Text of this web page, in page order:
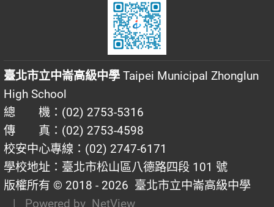
臺北市立中崙高級中學 Taipei Municipal Zhonglun
High School
總 機：(02) 2753-5316
傳 真：(02) 2753-4598
校安中心專線：(02) 2747-6171
學校地址：臺北市松山區八德路四段 101 號
版權所有 © 2018 - 2026 臺北市立中崙高級中學
| Powered by NetView